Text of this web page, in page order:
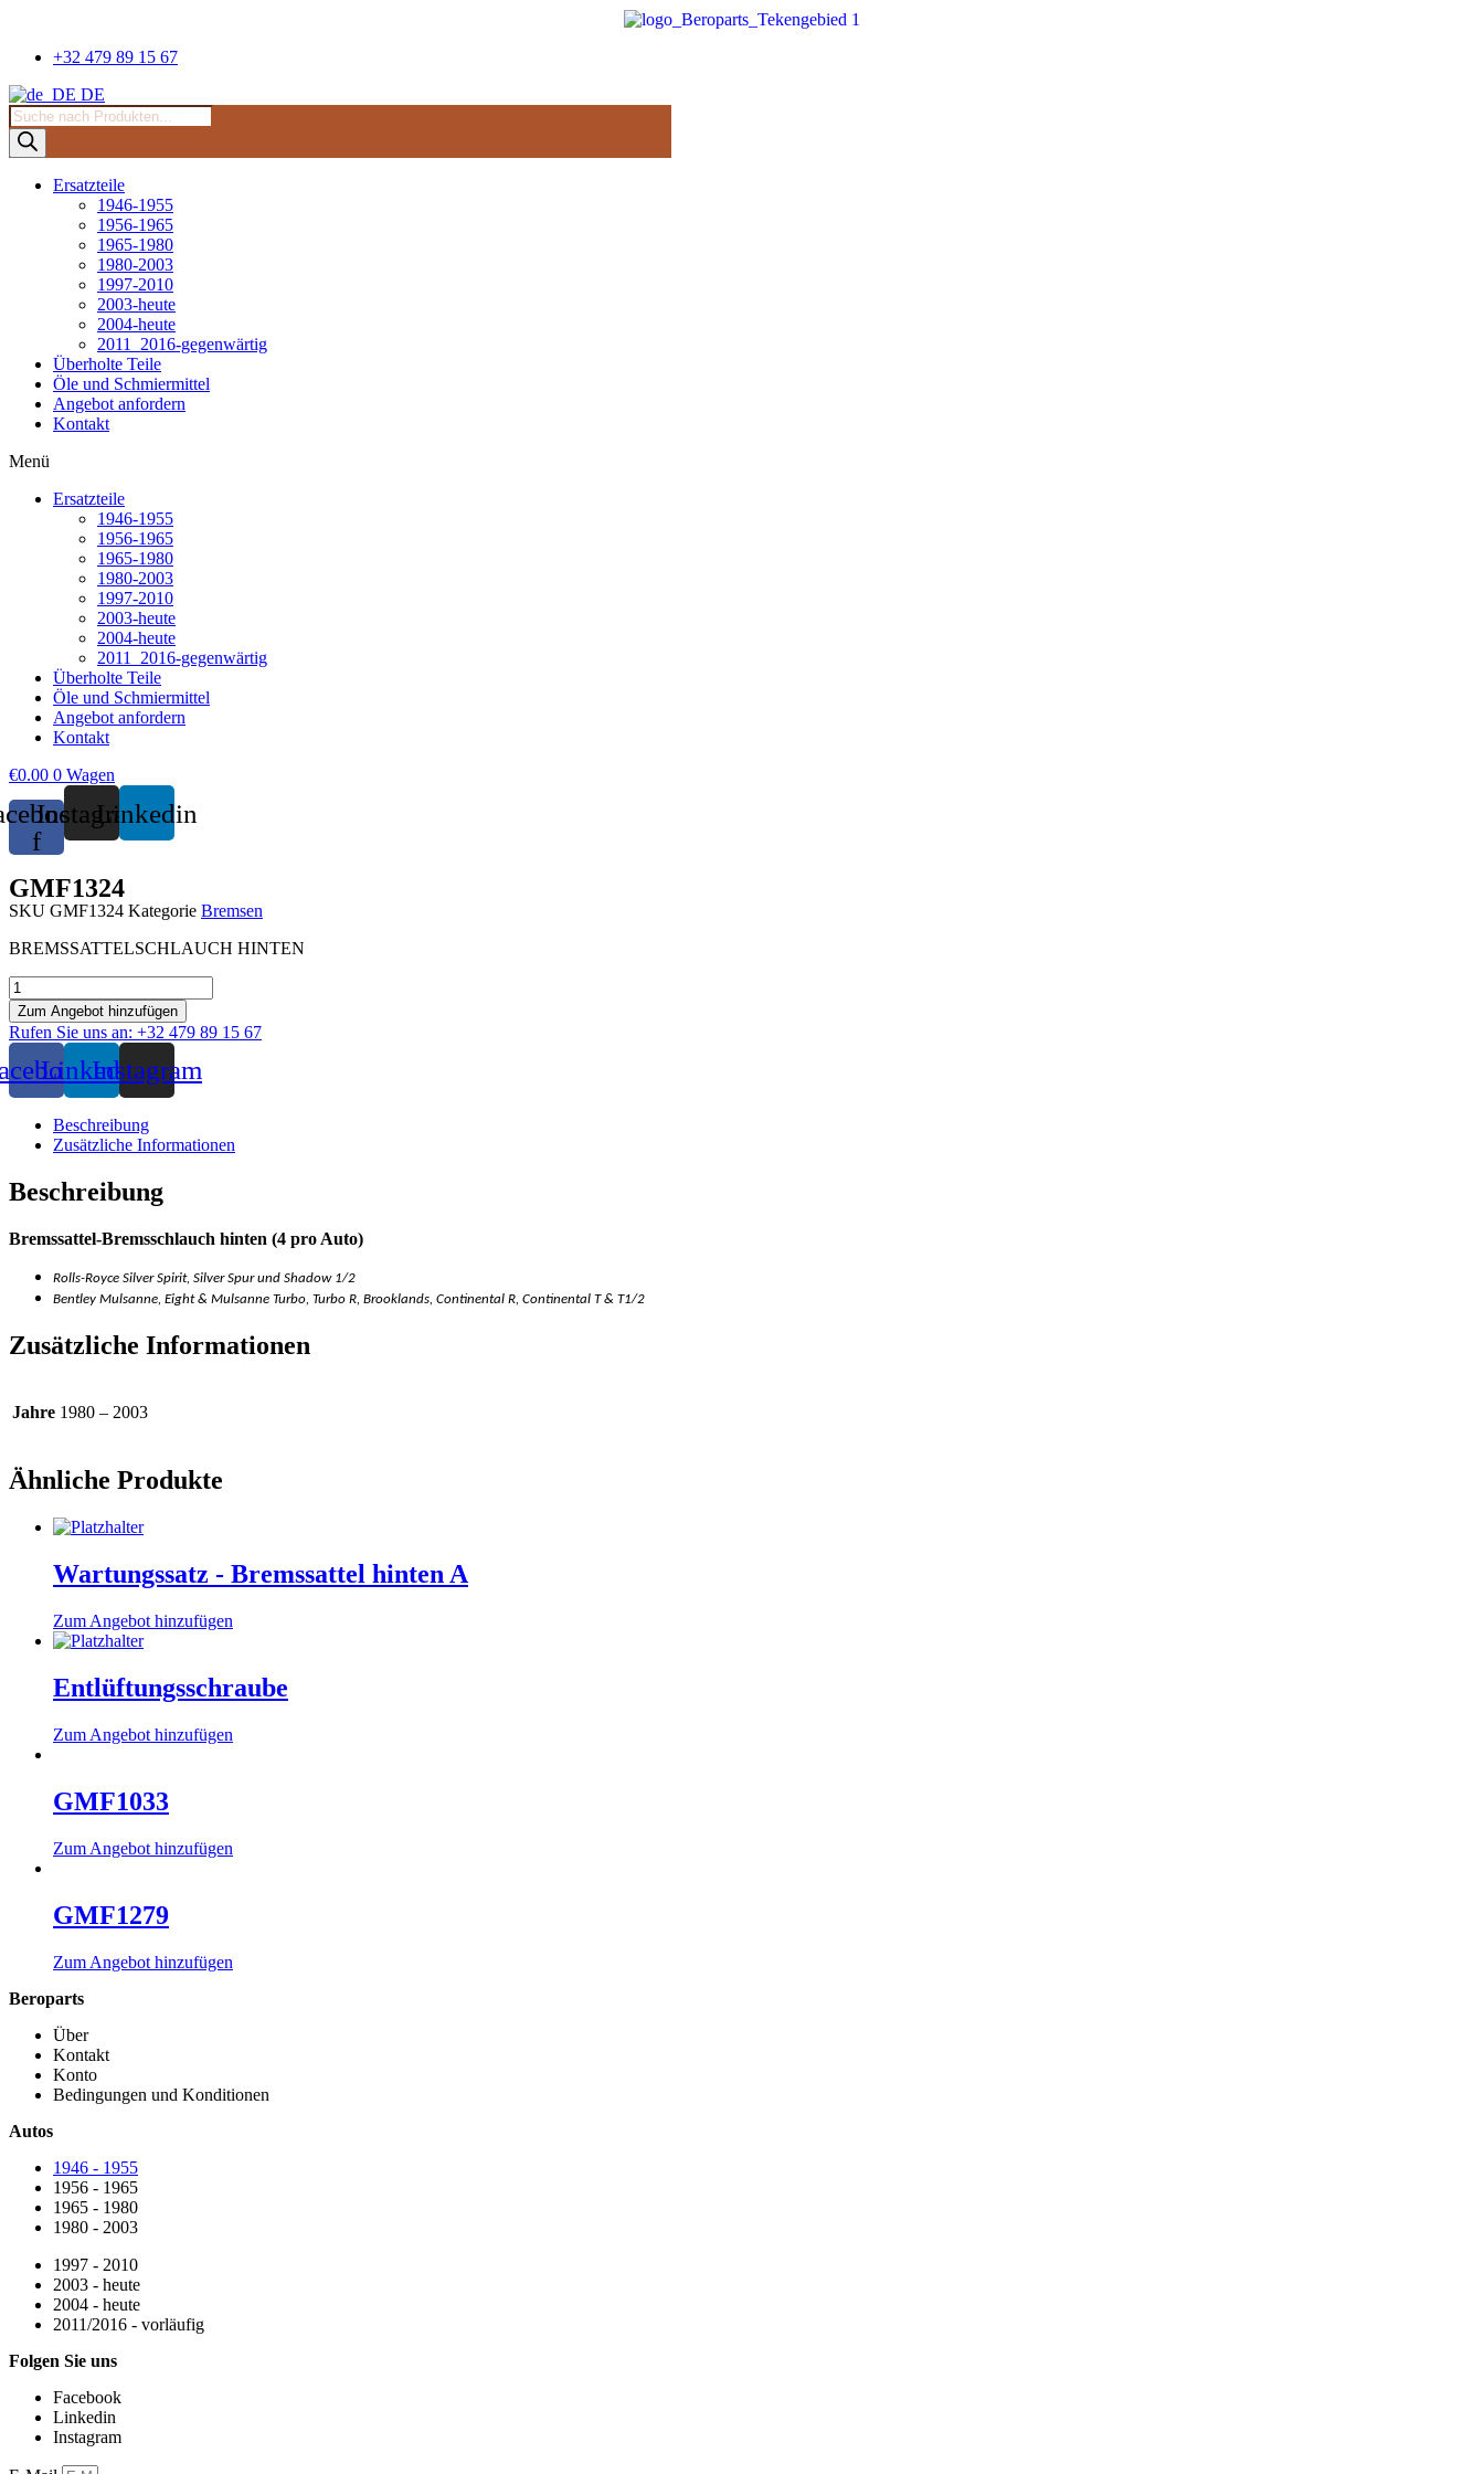
springen+32 479 89 15 67
DE
Suche
nach
Produkten
Ersatzteile
1946-1955
1956-1965
1965-1980
1980-2003
1997-2010
2003-heute
2004-heute
2011_2016-gegenwärtig
Überholte Teile
Öle und Schmiermittel
Angebot anfordern
Kontakt
Menü
Ersatzteile
1946-1955
1956-1965
1965-1980
1980-2003
1997-2010
2003-heute
2004-heute
2011_2016-gegenwärtig
Überholte Teile
Öle und Schmiermittel
Angebot anfordern
Kontakt
€0.00 0 Wagen
f
InstagramLinkedin
GMF1324
SKU GMF1324 Kategorie Bremsen
BREMSSATTELSCHLAUCH HINTEN
GMF1324
Menge
Zum Angebot hinzufügen
Rufen Sie uns an: +32 479 89 15 67
LinkedinInstagram
Beschreibung
Zusätzliche Informationen
Beschreibung
Bremssattel-Bremsschlauch hinten (4 pro Auto)
Rolls-Royce Silver Spirit, Silver Spur und Shadow 1/2
Bentley Mulsanne, Eight & Mulsanne Turbo, Turbo R, Brooklands, Continental R, Continental T & T1/2
Zusätzliche Informationen
Jahre 1980 – 2003
Ähnliche Produkte
Wartungssatz - Bremssattel hinten A
Zum Angebot hinzufügen
Entlüftungsschraube
Zum Angebot hinzufügen
GMF1033
Zum Angebot hinzufügen
GMF1279
Zum Angebot hinzufügen
Beroparts
Über
Kontakt
Konto
Bedingungen und Konditionen
Autos
1946 - 1955
1956 - 1965
1965 - 1980
1980 - 2003
1997 - 2010
2003 - heute
2004 - heute
2011/2016 - vorläufig
Folgen Sie uns
Facebook
Linkedin
Instagram